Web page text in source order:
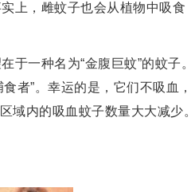
上，雌蚊子也会从植物中吸食
一种名为“金腹巨蚊”的蚊子。
者”。幸运的是，它们不吸血，
域内的吸血蚊子数量大大减少。